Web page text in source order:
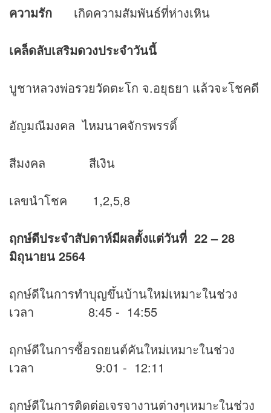
ความรัก เกิดความสัมพันธ์ที่ห่างเหิน
เคล็ดลับเสริมดวงประจำวันนี้
บูชาหลวงพ่อรวยวัดตะโก จ.อยุธยา แล้วจะโชคดี
อัญมณีมงคล ไหมนาคจักรพรรดิ์
สีมงคล สีเงิน
เลขนำโชค 1,2,5,8
ฤกษ์ดีประจำสัปดาห์มีผลตั้งแต่วันที่ 22 – 28
มิถุนายน 2564
ฤกษ์ดีในการทำบุญขึ้นบ้านใหม่เหมาะในช่วง
เวลา 8:45 - 14:55
ฤกษ์ดีในการซื้อรถยนต์คันใหม่เหมาะในช่วง
เวลา 9:01 - 12:11
ฤกษ์ดีในการติดต่อเจรจางานต่างๆเหมาะในช่วง